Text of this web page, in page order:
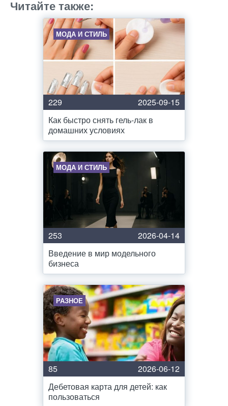
Читайте также:
МОДА И СТИЛЬ
229
2025-09-15
Как быстро снять гель-лак в
домашних условиях
МОДА И СТИЛЬ
253
2026-04-14
Введение в мир модельного
бизнеса
РАЗНОЕ
85
2026-06-12
Дебетовая карта для детей: как
пользоваться